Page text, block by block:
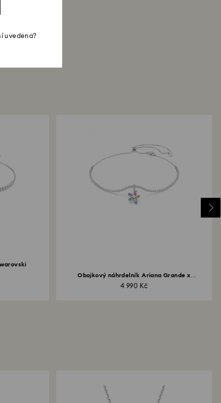
Obojkový náhrdelník Ariana Grande x
Swarovski...
4 990 Kč
uvedena?